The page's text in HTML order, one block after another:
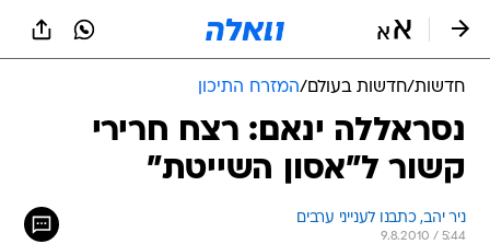
חדשות/חדשות בעולם/המזרח התיכון
נסראללה ינאם: רצח חרירי
קשור ל"אסון השייטת"
ניר יהב, כתבנו לענייני ערבים
9.8.2010 / 5:44